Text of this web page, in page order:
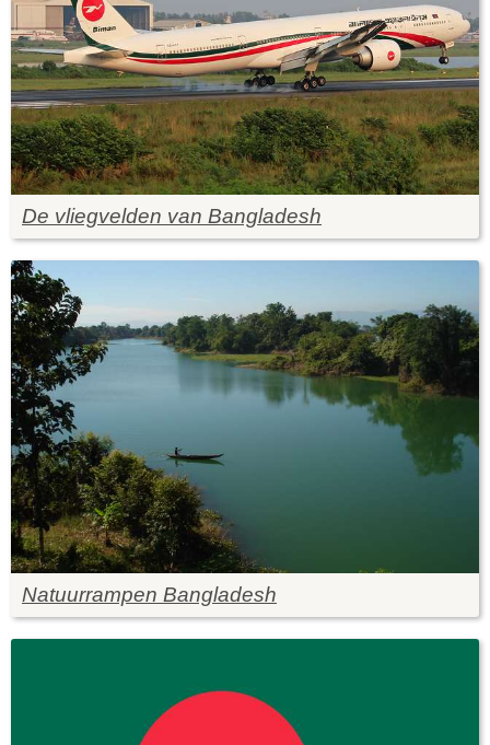
De vliegvelden van Bangladesh
Natuurrampen Bangladesh